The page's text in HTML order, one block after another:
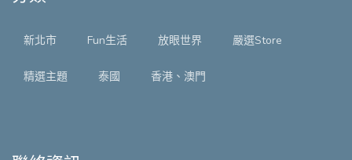
新北市 Fun生活 放眼世界 嚴選Store
精選主題 泰國 香港、澳門